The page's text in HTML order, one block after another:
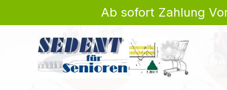
Zum Hauptinhalt springenAb sofort Zahlung